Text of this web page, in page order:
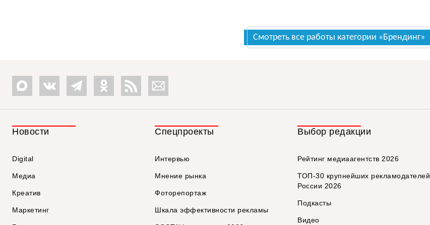
Смотреть все работы категории «Брендинг»
Новости
Digital
Медиа
Креатив
Маркетинг
Спецпроекты
Интервью
Мнение рынка
Фоторепортаж
Шкала эффективности рекламы
Выбор редакции
Рейтинг медиаагентств 2026
ТОП-30 крупнейших рекламодателей
России 2026
Подкасты
Видео